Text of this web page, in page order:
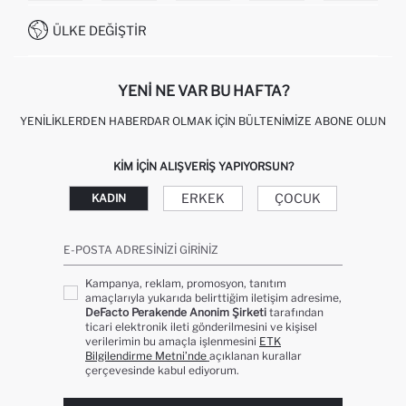
İŞLEM REHBERI
KAMPANYALAR
0850 333 22 86
ÜLKE DEĞIŞTIR
YENI NE VAR BU HAFTA?
YENILIKLERDEN HABERDAR OLMAK İÇIN BÜLTENIMIZE ABONE OLUN
KIM IÇIN ALIŞVERIŞ YAPIYORSUN?
KADIN ERKEK ÇOCUK
E-POSTA ADRESINIZI GIRINIZ
Kampanya, reklam, promosyon, tanıtım
amaçlarıyla yukarıda belirttiğim iletişim adresime,
DeFacto Perakende Anonim Şirketi tarafından
ticari elektronik ileti gönderilmesini ve kişisel
verilerimin bu amaçla işlenmesini ETK
Bilgilendirme Metni’nde açıklanan kurallar
çerçevesinde kabul ediyorum.